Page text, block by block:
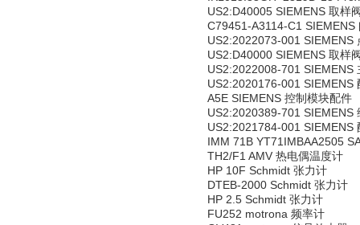
US2:D40005 SIEMENS 取样
C79451-A3114-C1 SIEMENS
US2:2022073-001 SIEMENS
US2:D40000 SIEMENS 取样
US2:2022008-701 SIEMENS
US2:2020176-001 SIEMENS
A5E SIEMENS 控制模块配件
US2:2020389-701 SIEMENS
US2:2021784-001 SIEMENS
IMM 71B YT71IMBAA2505
TH2/F1 AMV 热电偶温度计
HP 10F Schmidt 张力计
DTEB-2000 Schmidt 张力计
HP 2.5 Schmidt 张力计
FU252 motrona 频率计